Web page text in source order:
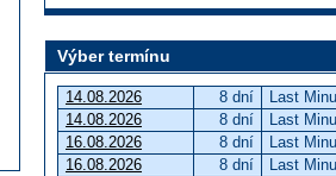
Výber termínu
14.08.2026 8 dní Last
14.08.2026
8 dní Last
16.08.2026
8 dní Last
16.08.2026
8 dní Last